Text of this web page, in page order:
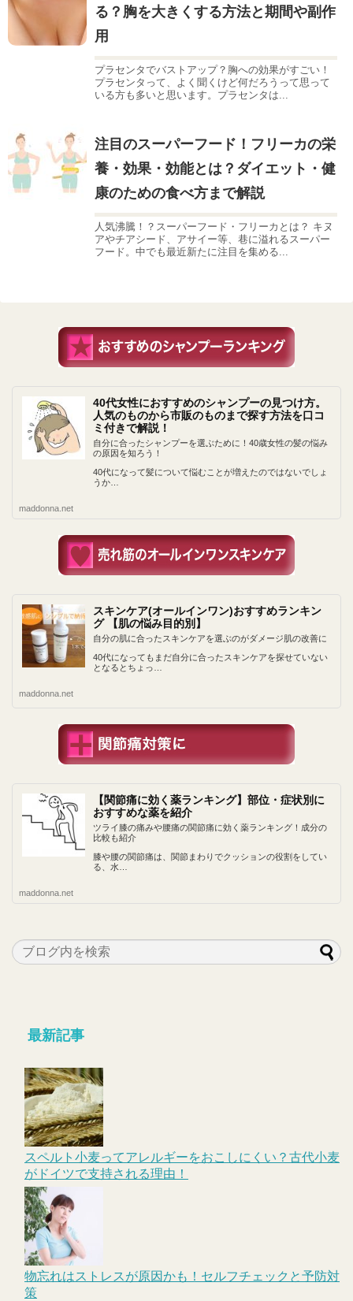
る？胸を大きくする方法と期間や副作
用
プラセンタでバストアップ？胸への効果がすごい！
プラセンタって、よく聞くけど何だろうって思って
いる方も多いと思います。プラセンタは...
注目のスーパーフード！フリーカの栄
養・効果・効能とは？ダイエット・健
康のための食べ方まで解説
人気沸騰！？スーパーフード・フリーカとは？ キヌ
アやチアシード、アサイー等、巷に溢れるスーパー
フード。中でも最近新たに注目を集める...
40代女性におすすめのシャンプーの見つけ方。
人気のものから市販のものまで探す方法を口コ
ミ付きで解説！
自分に合ったシャンプーを選ぶために！40歳女性の髪の悩み
の原因を知ろう！
40代になって髪について悩むことが増えたのではないでしょ
うか…
maddonna.net
スキンケア(オールインワン)おすすめランキン
グ 【肌の悩み目的別】
自分の肌に合ったスキンケアを選ぶのがダメージ肌の改善に
40代になってもまだ自分に合ったスキンケアを探せていない
となるとちょっ…
maddonna.net
【関節痛に効く薬ランキング】部位・症状別に
おすすめな薬を紹介
ツライ膝の痛みや腰痛の関節痛に効く薬ランキング！成分の
比較も紹介
膝や腰の関節痛は、関節まわりでクッションの役割をしてい
る、水…
maddonna.net
最新記事
スペルト小麦ってアレルギーをおこしにくい？古代小麦
がドイツで支持される理由！
物忘れはストレスが原因かも！セルフチェックと予防対
策